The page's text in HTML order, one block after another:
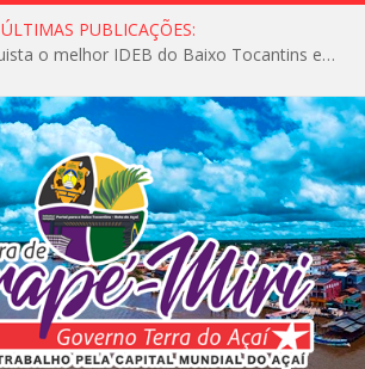
ÚLTIMAS PUBLICAÇÕES:
Igarapé-Miri conquista o melhor IDEB do Baixo Tocantins e avança na qualidade da educação pública